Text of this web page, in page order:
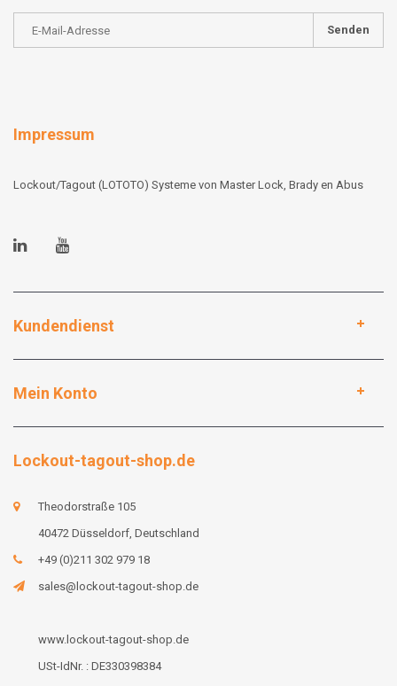
Senden
Impressum
Lockout/Tagout (LOTOTO) Systeme von Master Lock, Brady en Abus
Kundendienst
Mein Konto
Lockout-tagout-shop.de
Theodorstraße 105
40472 Düsseldorf, Deutschland
+49 (0)211 302 979 18
sales@lockout-tagout-shop.de
www.lockout-tagout-shop.de
USt-IdNr. : DE330398384